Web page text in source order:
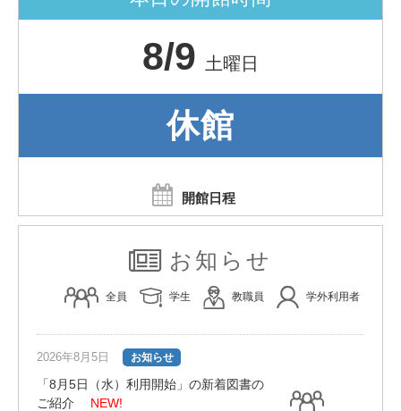
8/9 土曜日
休館
開館日程
お知らせ
全員 学生 教職員 学外利用者
2026年8月5日 お知らせ
「8月5日（水）利用開始」の新着図書の
ご紹介
NEW!